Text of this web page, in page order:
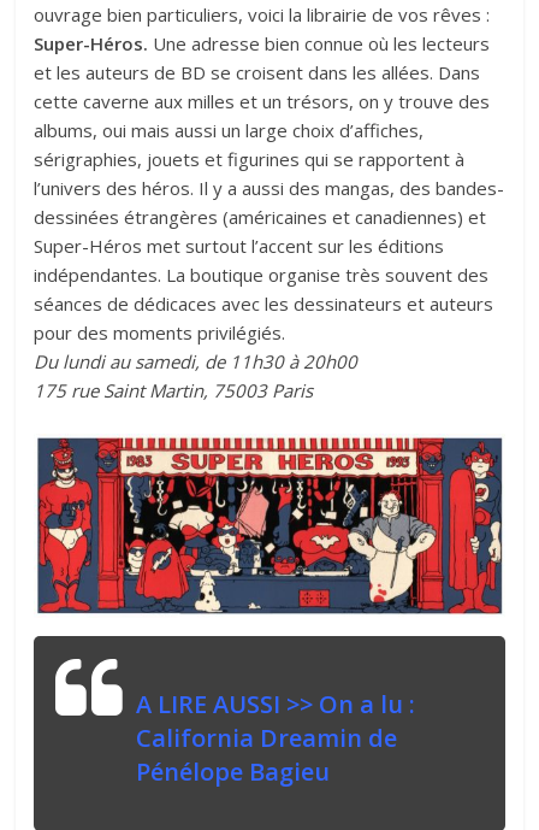
ouvrage bien particuliers, voici la librairie de vos rêves :
Super-Héros. Une adresse bien connue où les lecteurs
et les auteurs de BD se croisent dans les allées. Dans
cette caverne aux milles et un trésors, on y trouve des
albums, oui mais aussi un large choix d’affiches,
sérigraphies, jouets et figurines qui se rapportent à
l’univers des héros. Il y a aussi des mangas, des bandes-
dessinées étrangères (américaines et canadiennes) et
Super-Héros met surtout l’accent sur les éditions
indépendantes. La boutique organise très souvent des
séances de dédicaces avec les dessinateurs et auteurs
pour des moments privilégiés.
Du lundi au samedi, de 11h30 à 20h00
175 rue Saint Martin, 75003 Paris
A LIRE AUSSI >> On a lu :
California Dreamin de
Pénélope Bagieu